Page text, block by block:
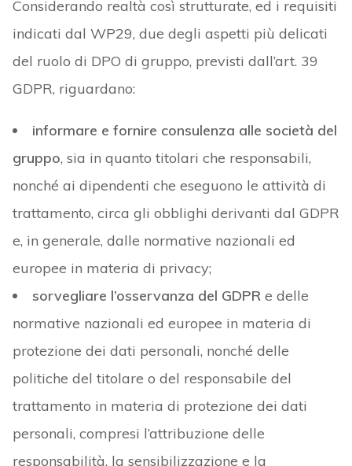
Considerando realtà così strutturate, ed i requisiti
indicati dal WP29, due degli aspetti più delicati
del ruolo di DPO di gruppo, previsti dall’art. 39
GDPR, riguardano:
informare e fornire consulenza alle società del
gruppo, sia in quanto titolari che responsabili,
nonché ai dipendenti che eseguono le attività di
trattamento, circa gli obblighi derivanti dal GDPR
e, in generale, dalle normative nazionali ed
europee in materia di privacy;
sorvegliare l’osservanza del GDPRe delle
normative nazionali ed europee in materia di
protezione dei dati personali, nonché delle
politiche del titolare o del responsabile del
trattamento in materia di protezione dei dati
personali, compresi l’attribuzione delle
responsabilità, la sensibilizzazione e la